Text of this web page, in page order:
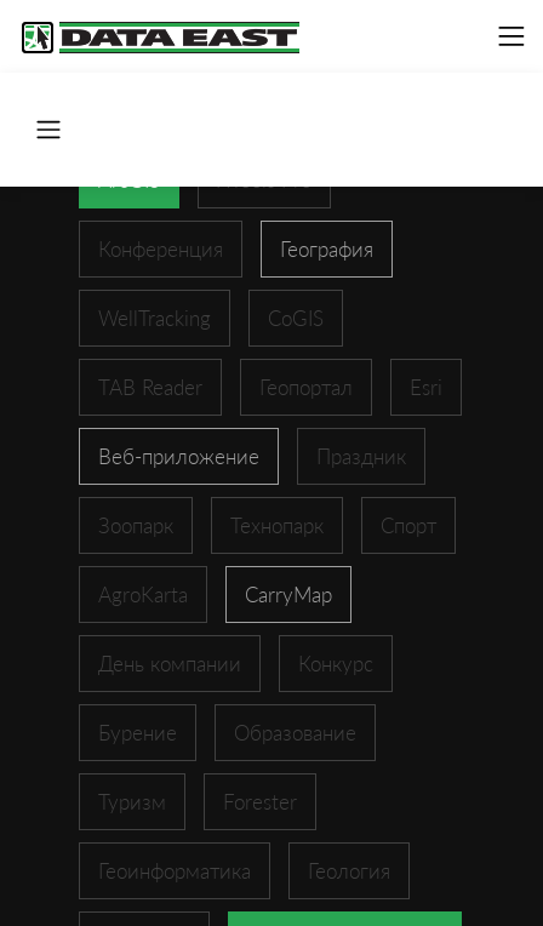
Конференция География
WellTracking CoGIS
TAB Reader Геопортал Esri
Веб-приложение Праздник
Зоопарк Технопарк Спорт
AgroKarta CarryMap
День компании Конкурс
Бурение Образование
Туризм Forester
Геоинформатика Геология